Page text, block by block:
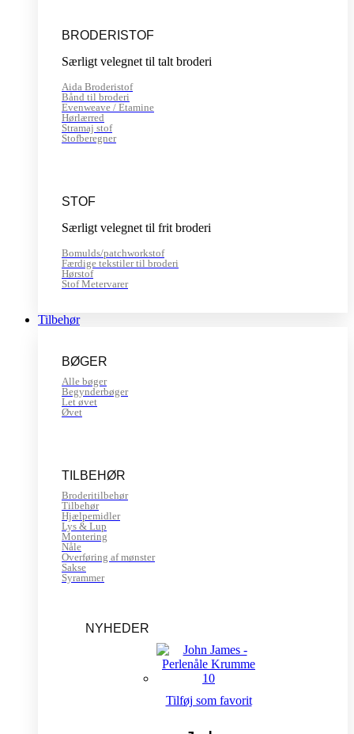
BRODERISTOF
Særligt velegnet til talt broderi
Aida Broderistof
Bånd til broderi
Evenweave / Etamine
Hørlærred
Stramaj stof
Stofberegner
STOF
Særligt velegnet til frit broderi
Bomulds/patchworkstof
Færdige tekstiler til broderi
Hørstof
Stof Metervarer
Tilbehør
BØGER
Alle bøger
Begynderbøger
Let øvet
Øvet
TILBEHØR
Broderitilbehør
Tilbehør
Hjælpemidler
Lys & Lup
Montering
Nåle
Overføring af mønster
Sakse
Syrammer
NYHEDER
Tilføj som favorit